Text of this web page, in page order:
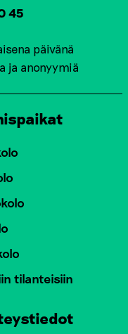
45
päivänä
ja anonyymiä
tilanteisiin